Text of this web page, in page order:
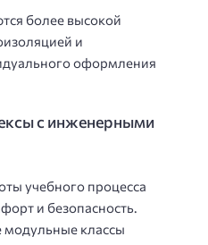
более высокой
и
оформления
с инженерными
учебного процесса
и безопасность.
классы